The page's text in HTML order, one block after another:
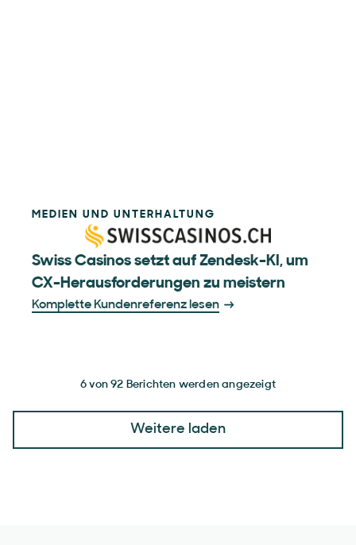
MEDIEN UND UNTERHALTUNG
Swiss Casinos setzt auf Zendesk-KI, um
CX-Herausforderungen zu meistern
Komplette Kundenreferenz lesen
6 von 92 Berichten werden angezeigt
Weitere laden